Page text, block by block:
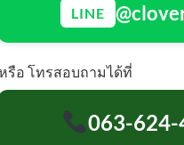
LINE
รือ โทรสอบถามได้ที่
063-624-